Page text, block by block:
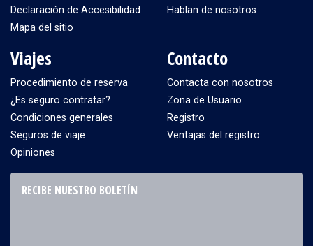
Declaración de Accesibilidad
Mapa del sitio
Hablan de nosotros
Viajes
Procedimiento de reserva
¿Es seguro contratar?
Condiciones generales
Seguros de viaje
Opiniones
Contacto
Contacta con nosotros
Zona de Usuario
Registro
Ventajas del registro
RECIBE NUESTRO BOLETÍN